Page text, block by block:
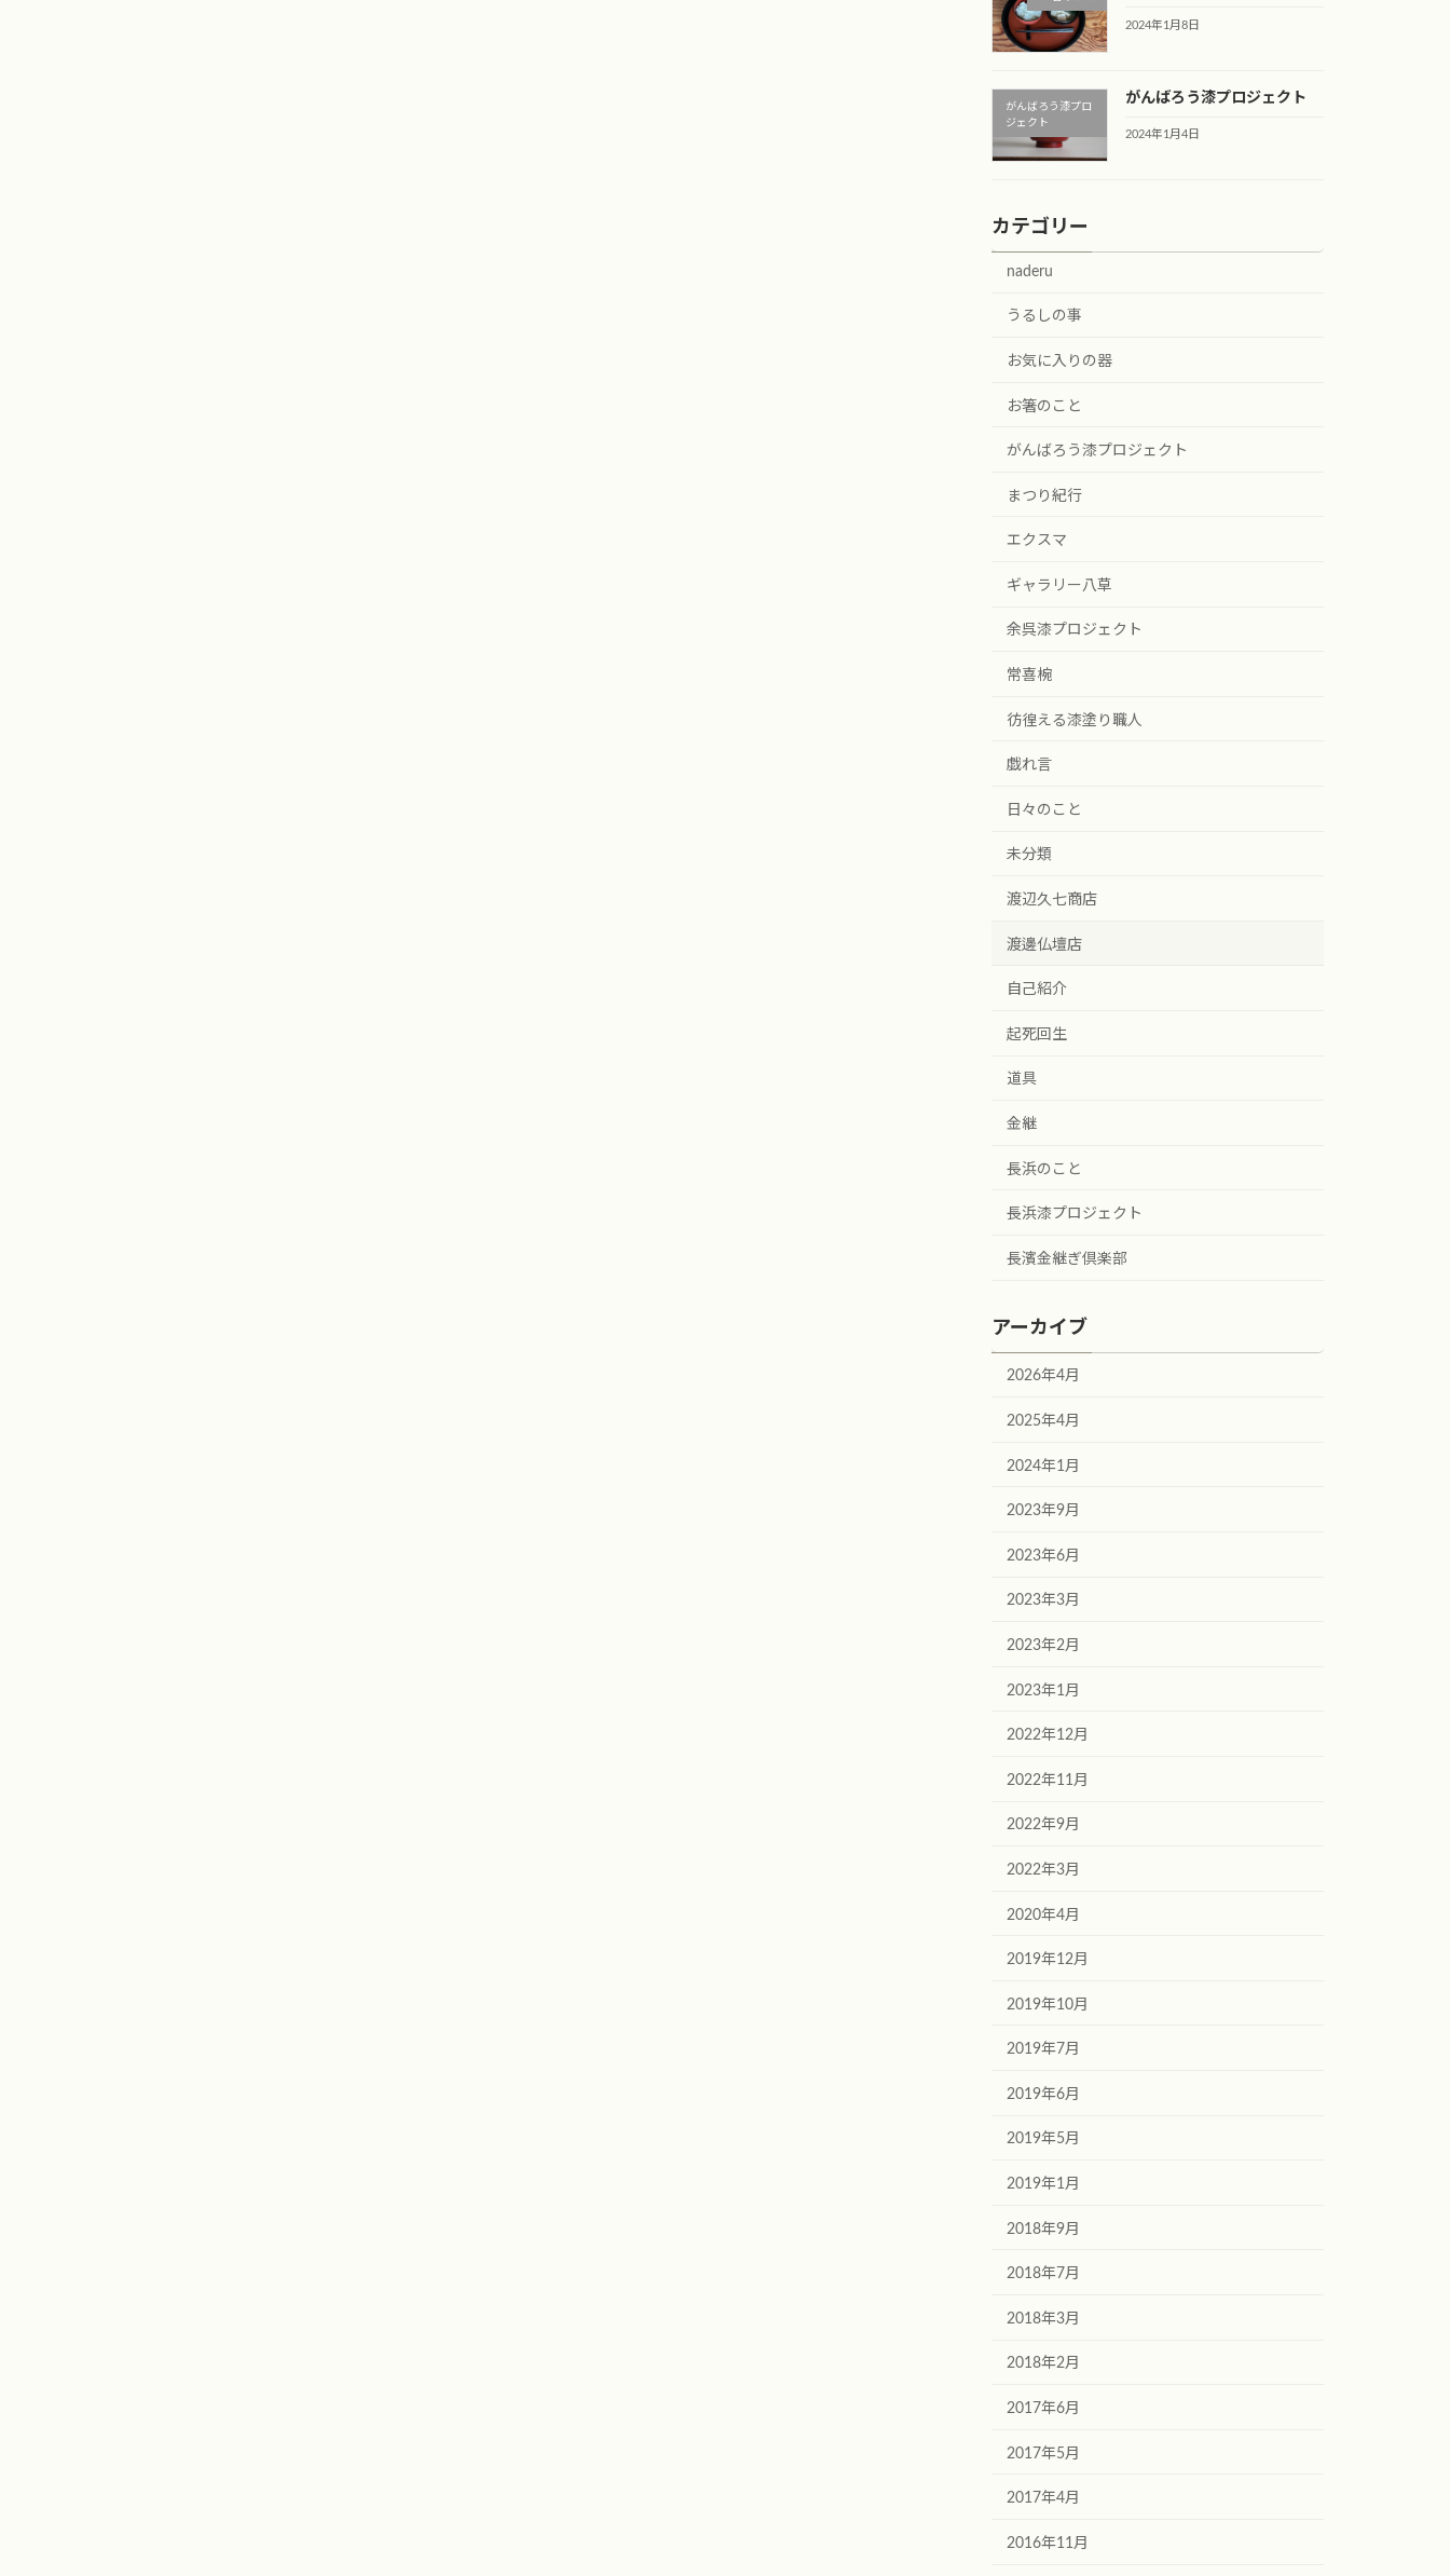
2024年1月8日
がんばろう漆プロ
ジェクト
がんばろう漆プロジェクト
2024年1月4日
カテゴリー
naderu
うるしの事
お気に入りの器
お箸のこと
がんばろう漆プロジェクト
まつり紀行
エクスマ
ギャラリー八草
余呉漆プロジェクト
常喜椀
彷徨える漆塗り職人
戯れ言
日々のこと
未分類
渡辺久七商店
渡邊仏壇店
自己紹介
起死回生
道具
金継
長浜のこと
長浜漆プロジェクト
長濱金継ぎ倶楽部
アーカイブ
2026年4月
2025年4月
2024年1月
2023年9月
2023年6月
2023年3月
2023年2月
2023年1月
2022年12月
2022年11月
2022年9月
2022年3月
2020年4月
2019年12月
2019年10月
2019年7月
2019年6月
2019年5月
2019年1月
2018年9月
2018年7月
2018年3月
2018年2月
2017年6月
2017年5月
2017年4月
2016年11月